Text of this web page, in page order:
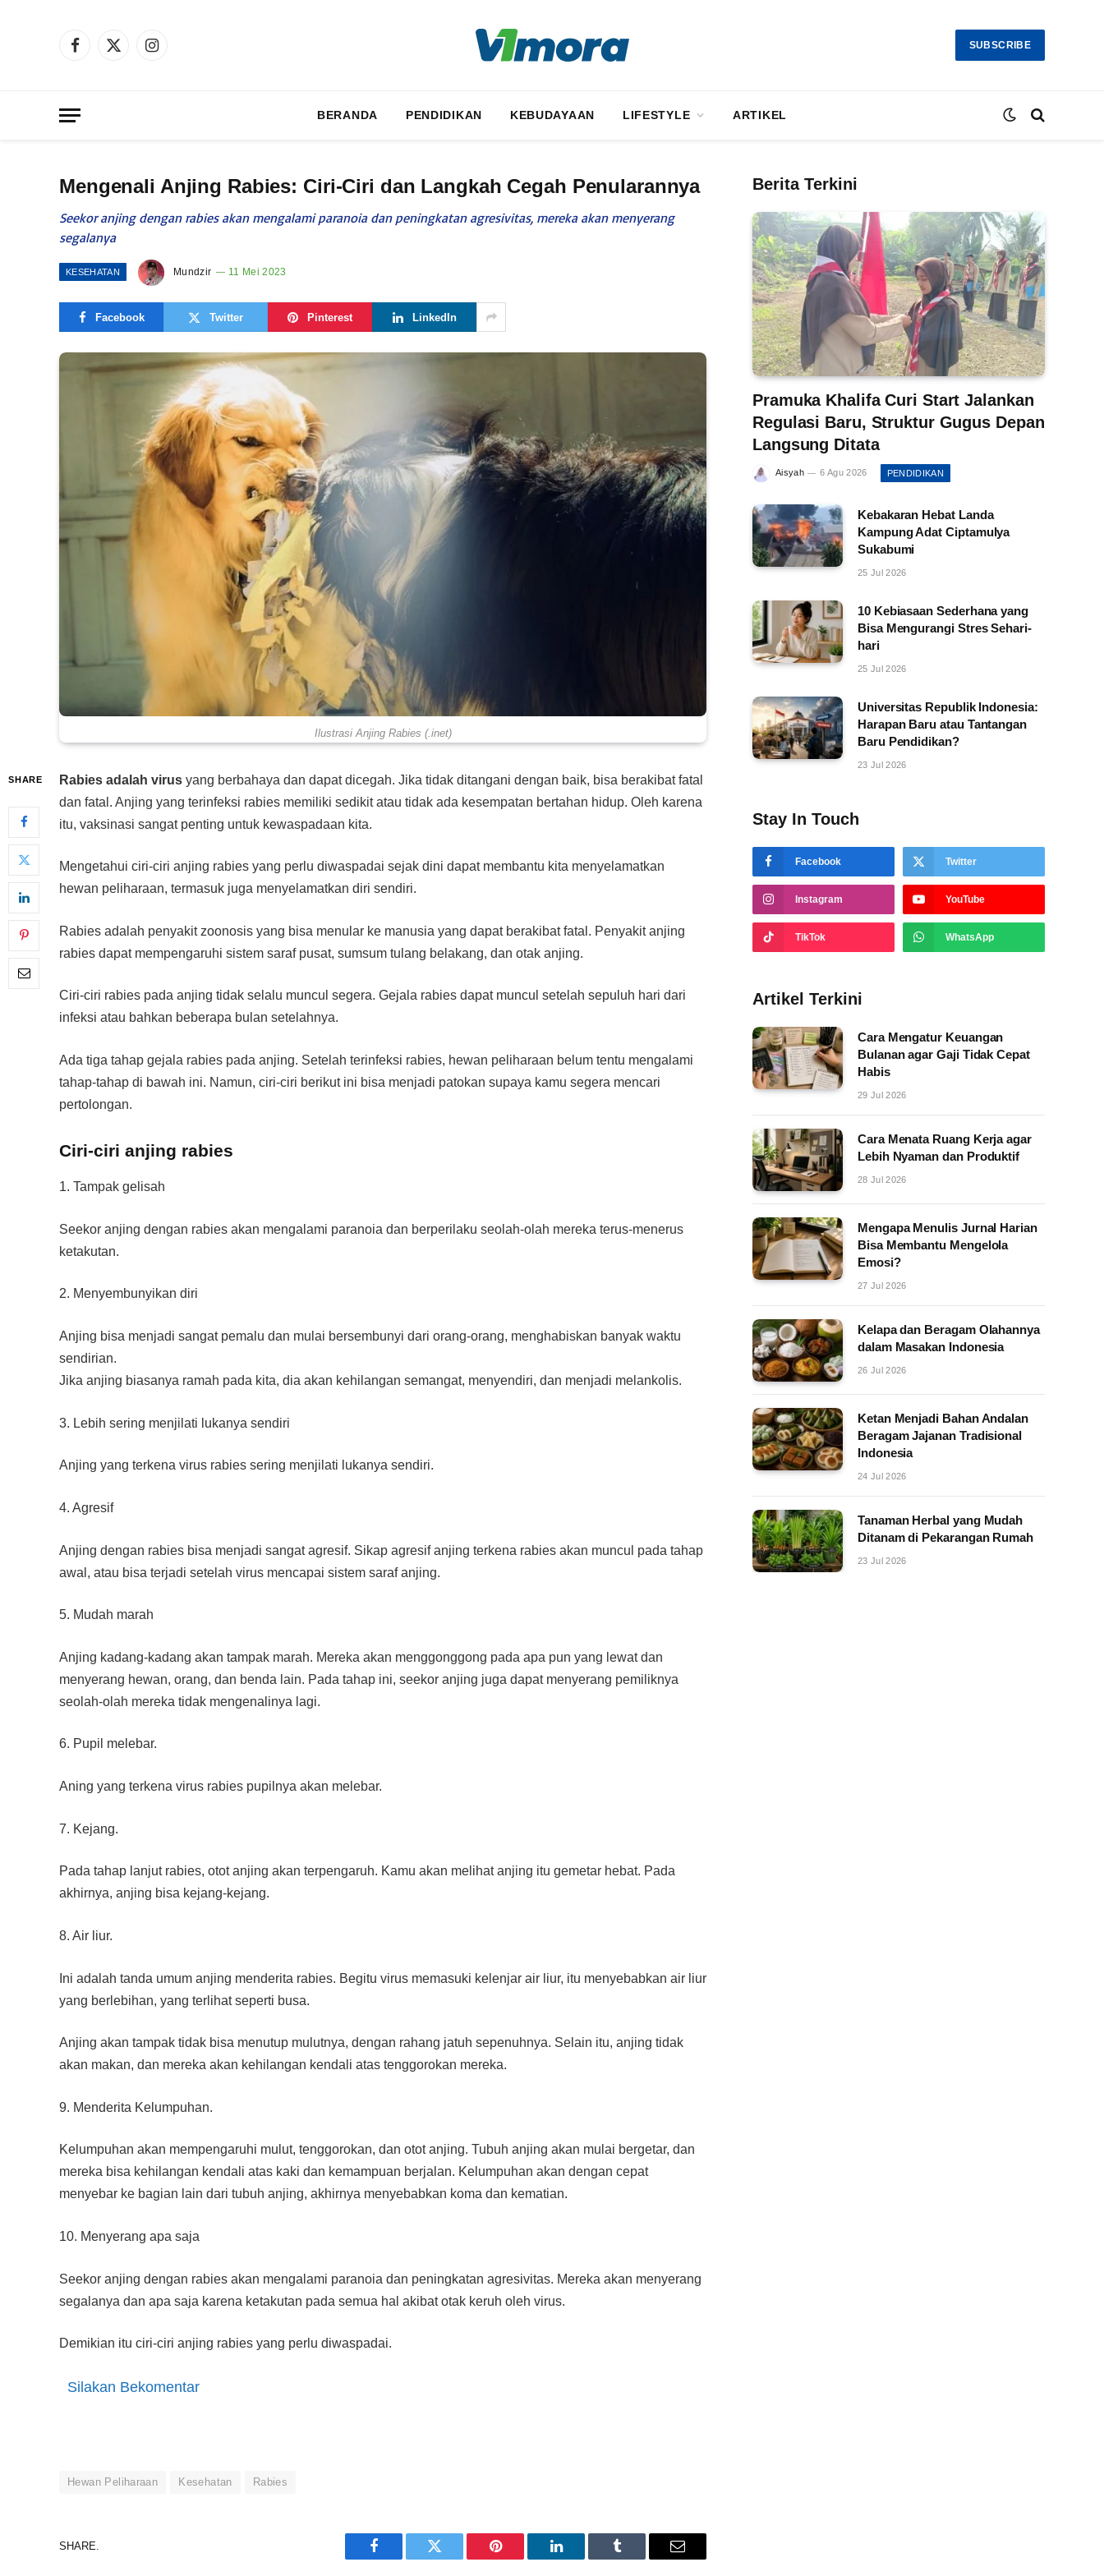
Facebook
X
Instagram
SUBSCRIBE
BERANDA PENDIDIKAN KEBUDAYAAN LIFESTYLE ARTIKEL
Mengenali Anjing Rabies: Ciri-Ciri dan Langkah Cegah Penularannya
Seekor anjing dengan rabies akan mengalami paranoia dan peningkatan agresivitas, mereka akan menyerang
segalanya
KESEHATAN Mundzir 11 Mei 2023
Facebook Twitter Pinterest LinkedIn
Ilustrasi Anjing Rabies (.inet)
SHARE Rabies adalah virus yang berbahaya dan dapat dicegah. Jika tidak ditangani dengan baik, bisa berakibat fatal
dan fatal. Anjing yang terinfeksi rabies memiliki sedikit atau tidak ada kesempatan bertahan hidup. Oleh karena
itu, vaksinasi sangat penting untuk kewaspadaan kita.
Mengetahui ciri-ciri anjing rabies yang perlu diwaspadai sejak dini dapat membantu kita menyelamatkan
hewan peliharaan, termasuk juga menyelamatkan diri sendiri.
Rabies adalah penyakit zoonosis yang bisa menular ke manusia yang dapat berakibat fatal. Penyakit anjing
rabies dapat mempengaruhi sistem saraf pusat, sumsum tulang belakang, dan otak anjing.
Ciri-ciri rabies pada anjing tidak selalu muncul segera. Gejala rabies dapat muncul setelah sepuluh hari dari
infeksi atau bahkan beberapa bulan setelahnya.
Ada tiga tahap gejala rabies pada anjing. Setelah terinfeksi rabies, hewan peliharaan belum tentu mengalami
tahap-tahap di bawah ini. Namun, ciri-ciri berikut ini bisa menjadi patokan supaya kamu segera mencari
pertolongan.
Ciri-ciri anjing rabies
1. Tampak gelisah
Seekor anjing dengan rabies akan mengalami paranoia dan berperilaku seolah-olah mereka terus-menerus
ketakutan.
2. Menyembunyikan diri
Anjing bisa menjadi sangat pemalu dan mulai bersembunyi dari orang-orang, menghabiskan banyak waktu
sendirian.
Jika anjing biasanya ramah pada kita, dia akan kehilangan semangat, menyendiri, dan menjadi melankolis.
3. Lebih sering menjilati lukanya sendiri
Anjing yang terkena virus rabies sering menjilati lukanya sendiri.
4. Agresif
Anjing dengan rabies bisa menjadi sangat agresif. Sikap agresif anjing terkena rabies akan muncul pada tahap
awal, atau bisa terjadi setelah virus mencapai sistem saraf anjing.
5. Mudah marah
Anjing kadang-kadang akan tampak marah. Mereka akan menggonggong pada apa pun yang lewat dan
menyerang hewan, orang, dan benda lain. Pada tahap ini, seekor anjing juga dapat menyerang pemiliknya
seolah-olah mereka tidak mengenalinya lagi.
6. Pupil melebar.
Aning yang terkena virus rabies pupilnya akan melebar.
7. Kejang.
Pada tahap lanjut rabies, otot anjing akan terpengaruh. Kamu akan melihat anjing itu gemetar hebat. Pada
akhirnya, anjing bisa kejang-kejang.
8. Air liur.
Ini adalah tanda umum anjing menderita rabies. Begitu virus memasuki kelenjar air liur, itu menyebabkan air liur
yang berlebihan, yang terlihat seperti busa.
Anjing akan tampak tidak bisa menutup mulutnya, dengan rahang jatuh sepenuhnya. Selain itu, anjing tidak
akan makan, dan mereka akan kehilangan kendali atas tenggorokan mereka.
9. Menderita Kelumpuhan.
Kelumpuhan akan mempengaruhi mulut, tenggorokan, dan otot anjing. Tubuh anjing akan mulai bergetar, dan
mereka bisa kehilangan kendali atas kaki dan kemampuan berjalan. Kelumpuhan akan dengan cepat
menyebar ke bagian lain dari tubuh anjing, akhirnya menyebabkan koma dan kematian.
10. Menyerang apa saja
Seekor anjing dengan rabies akan mengalami paranoia dan peningkatan agresivitas. Mereka akan menyerang
segalanya dan apa saja karena ketakutan pada semua hal akibat otak keruh oleh virus.
Demikian itu ciri-ciri anjing rabies yang perlu diwaspadai.
Silakan Bekomentar
Hewan Peliharaan Kesehatan Rabies
SHARE.
Facebook Twitter Pinterest LinkedIn Tumblr Email
Berita Terkini
Pramuka Khalifa Curi Start Jalankan
Regulasi Baru, Struktur Gugus Depan
Langsung Ditata
Aisyah 6 Agu 2026 PENDIDIKAN
Kebakaran Hebat Landa
Kampung Adat Ciptamulya
Sukabumi
25 Jul 2026
10 Kebiasaan Sederhana yang
Bisa Mengurangi Stres Sehari-
hari
25 Jul 2026
Universitas Republik Indonesia:
Harapan Baru atau Tantangan
Baru Pendidikan?
23 Jul 2026
Stay In Touch
Facebook Twitter
Instagram YouTube
TikTok WhatsApp
Artikel Terkini
Cara Mengatur Keuangan
Bulanan agar Gaji Tidak Cepat
Habis
29 Jul 2026
Cara Menata Ruang Kerja agar
Lebih Nyaman dan Produktif
28 Jul 2026
Mengapa Menulis Jurnal Harian
Bisa Membantu Mengelola
Emosi?
27 Jul 2026
Kelapa dan Beragam Olahannya
dalam Masakan Indonesia
26 Jul 2026
Ketan Menjadi Bahan Andalan
Beragam Jajanan Tradisional
Indonesia
24 Jul 2026
Tanaman Herbal yang Mudah
Ditanam di Pekarangan Rumah
23 Jul 2026